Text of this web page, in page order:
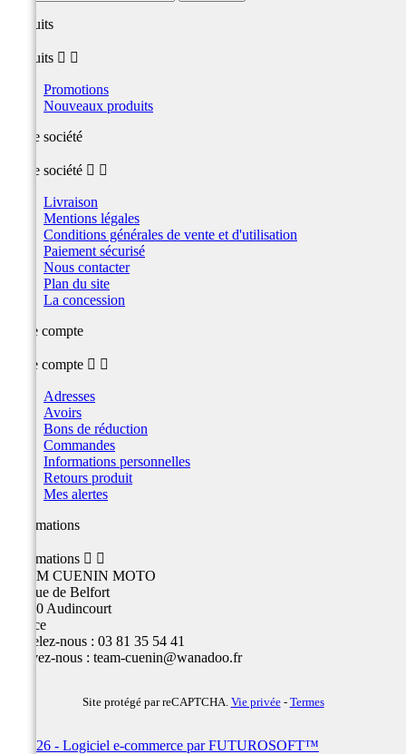
produits
produits  
Promotions
Nouveaux produits
Notre société
Notre société  
Livraison
Mentions légales
Conditions générales de vente et d'utilisation
Paiement sécurisé
Nous contacter
Plan du site
La concession
Votre compte
Votre compte  
Adresses
Avoirs
Bons de réduction
Commandes
Informations personnelles
Retours produit
Mes alertes
Informations
Informations  
TEAM CUENIN MOTO
26 Rue de Belfort
25400 Audincourt
France
Appelez-nous : 03 81 35 54 41
Écrivez-nous : team-cuenin@wanadoo.fr
Site protégé par reCAPTCHA. Vie privée- Termes
© 2026 - Logiciel e-commerce par FUTUROSOFT™